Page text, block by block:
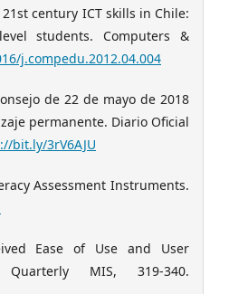
century ICT skills in Chile:
students. Computers &
j.compedu.2012.04.004
de 22 de mayo de 2018
permanente. Diario Oficial
bit.ly/3rV6AJU
Assessment Instruments.
Ease of Use and User
MIS, 319-340.